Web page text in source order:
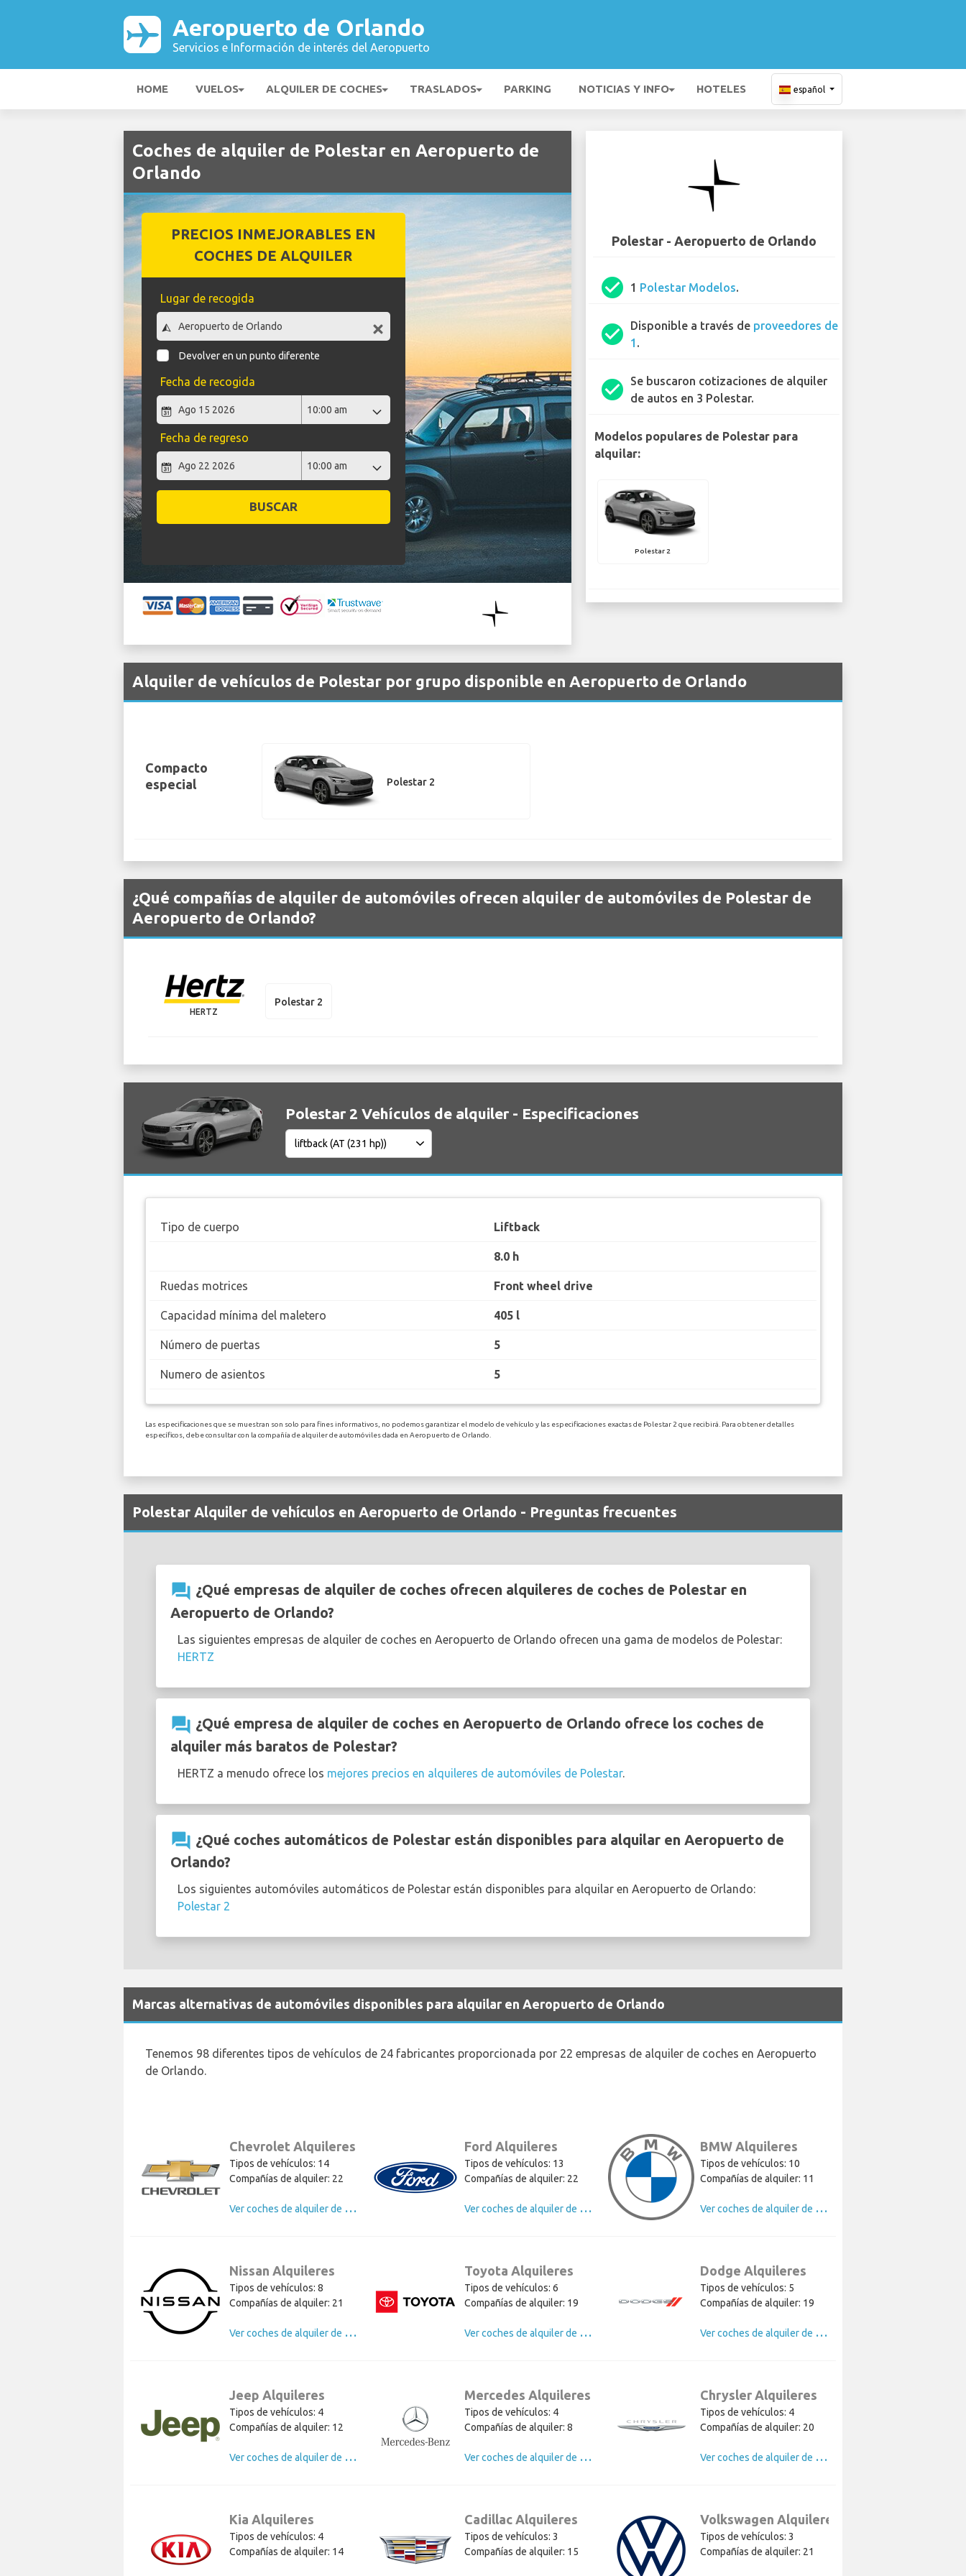
Aeropuerto de Orlando
Servicios e Información de interés del Aeropuerto
HOME VUELOS ALQUILER DE COCHES TRASLADOS PARKING NOTICIAS Y INFO HOTELES español
Coches de alquiler de Polestar en Aeropuerto de
Orlando
PRECIOS INMEJORABLES EN
COCHES DE ALQUILER
Lugar de recogida
Devolver en un punto diferente
Fecha de recogida
Fecha de regreso
BUSCAR
Polestar - Aeropuerto de Orlando
check_circle 1 Polestar Modelos.
check_circle Disponible a través de proveedores de
1 .
check_circle
Se buscaron cotizaciones de alquiler
de autos en 3 Polestar.
Modelos populares de Polestar para
alquilar:
Polestar 2
Alquiler de vehículos de Polestar por grupo disponible en Aeropuerto de Orlando
Compacto
especial
Polestar 2
¿Qué compañías de alquiler de automóviles ofrecen alquiler de automóviles de Polestar de
Aeropuerto de Orlando?
HERTZ
Polestar 2
Polestar 2 Vehículos de alquiler - Especificaciones
Tipo de cuerpo Liftback
8.0 h
Ruedas motrices Front wheel drive
Capacidad mínima del maletero 405 l
Número de puertas 5
Numero de asientos 5
Las especificaciones que se muestran son solo para fines informativos, no podemos garantizar el modelo de vehículo y las especificaciones exactas de Polestar 2 que recibirá. Para obtener detalles
específicos, debe consultar con la compañía de alquiler de automóviles dada en Aeropuerto de Orlando.
Polestar Alquiler de vehículos en Aeropuerto de Orlando - Preguntas frecuentes
question_answer ¿Qué empresas de alquiler de coches ofrecen alquileres de coches de Polestar en
Aeropuerto de Orlando?
Las siguientes empresas de alquiler de coches en Aeropuerto de Orlando ofrecen una gama de modelos de Polestar:
HERTZ
question_answer ¿Qué empresa de alquiler de coches en Aeropuerto de Orlando ofrece los coches de
alquiler más baratos de Polestar?
HERTZ a menudo ofrece los mejores precios en alquileres de automóviles de Polestar.
question_answer ¿Qué coches automáticos de Polestar están disponibles para alquilar en Aeropuerto de
Orlando?
Los siguientes automóviles automáticos de Polestar están disponibles para alquilar en Aeropuerto de Orlando:
Polestar 2
Marcas alternativas de automóviles disponibles para alquilar en Aeropuerto de Orlando
Tenemos 98 diferentes tipos de vehículos de 24 fabricantes proporcionada por 22 empresas de alquiler de coches en Aeropuerto
de Orlando.
Chevrolet Alquileres
Tipos de vehículos: 14
Compañías de alquiler: 22
V
er coches de alquiler de Chevrolet
Ford Alquileres
Tipos de vehículos: 13
Compañías de alquiler: 22
V
er coches de alquiler de Ford
BMW Alquileres
Tipos de vehículos: 10
Compañías de alquiler: 11
V
er coches de alquiler de BMW
Nissan Alquileres
Tipos de vehículos: 8
Compañías de alquiler: 21
V
er coches de alquiler de Nissan
Toyota Alquileres
Tipos de vehículos: 6
Compañías de alquiler: 19
V
er coches de alquiler de Toyota
Dodge Alquileres
Tipos de vehículos: 5
Compañías de alquiler: 19
V
er coches de alquiler de Dodge
Jeep Alquileres
Tipos de vehículos: 4
Compañías de alquiler: 12
V
er coches de alquiler de Jeep
Mercedes Alquileres
Tipos de vehículos: 4
Compañías de alquiler: 8
V
er coches de alquiler de Mercedes
Chrysler Alquileres
Tipos de vehículos: 4
Compañías de alquiler: 20
V
er coches de alquiler de Chrysler
Kia Alquileres
Tipos de vehículos: 4
Compañías de alquiler: 14
Cadillac Alquileres
Tipos de vehículos: 3
Compañías de alquiler: 15
Volkswagen Alquileres
Tipos de vehículos: 3
Compañías de alquiler: 21